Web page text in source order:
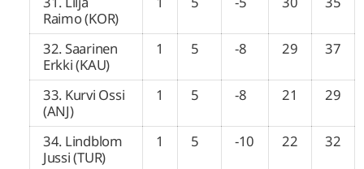
Raimo (KOR)
32. Saarinen
Erkki (KAU)
1 5 -8 29 37
33. Kurvi Ossi
(ANJ)
1 5 -8 21 29
34. Lindblom
Jussi (TUR)
1 5 -10 22 32